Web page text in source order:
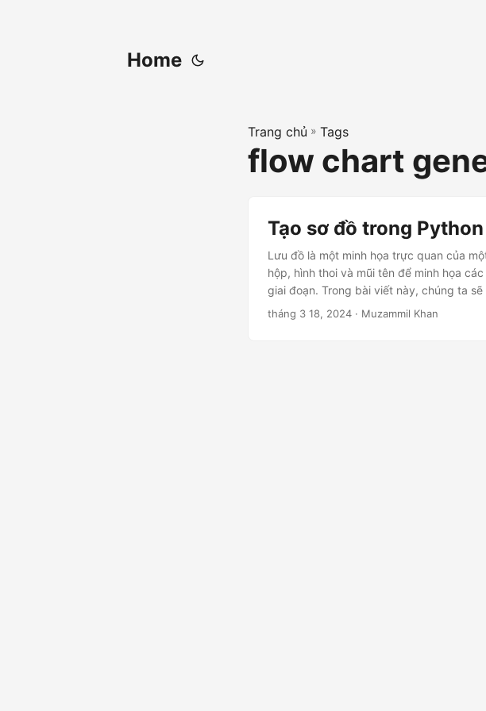
Home
Trang chủ » Tags
flow chart
Tạo sơ đồ trong Python
Lưu đồ là một minh họa trực quan của
hộp, hình thoi và mũi tên để minh họa
giai đoạn. Trong bài viết này, chúng ta
tháng 3 18, 2024 · Muzammil Khan